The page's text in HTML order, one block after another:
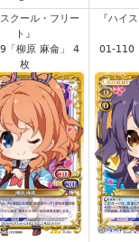
スクール・フリー
ト』
「柳原 麻侖」 4
枚
『ハイ
01-110